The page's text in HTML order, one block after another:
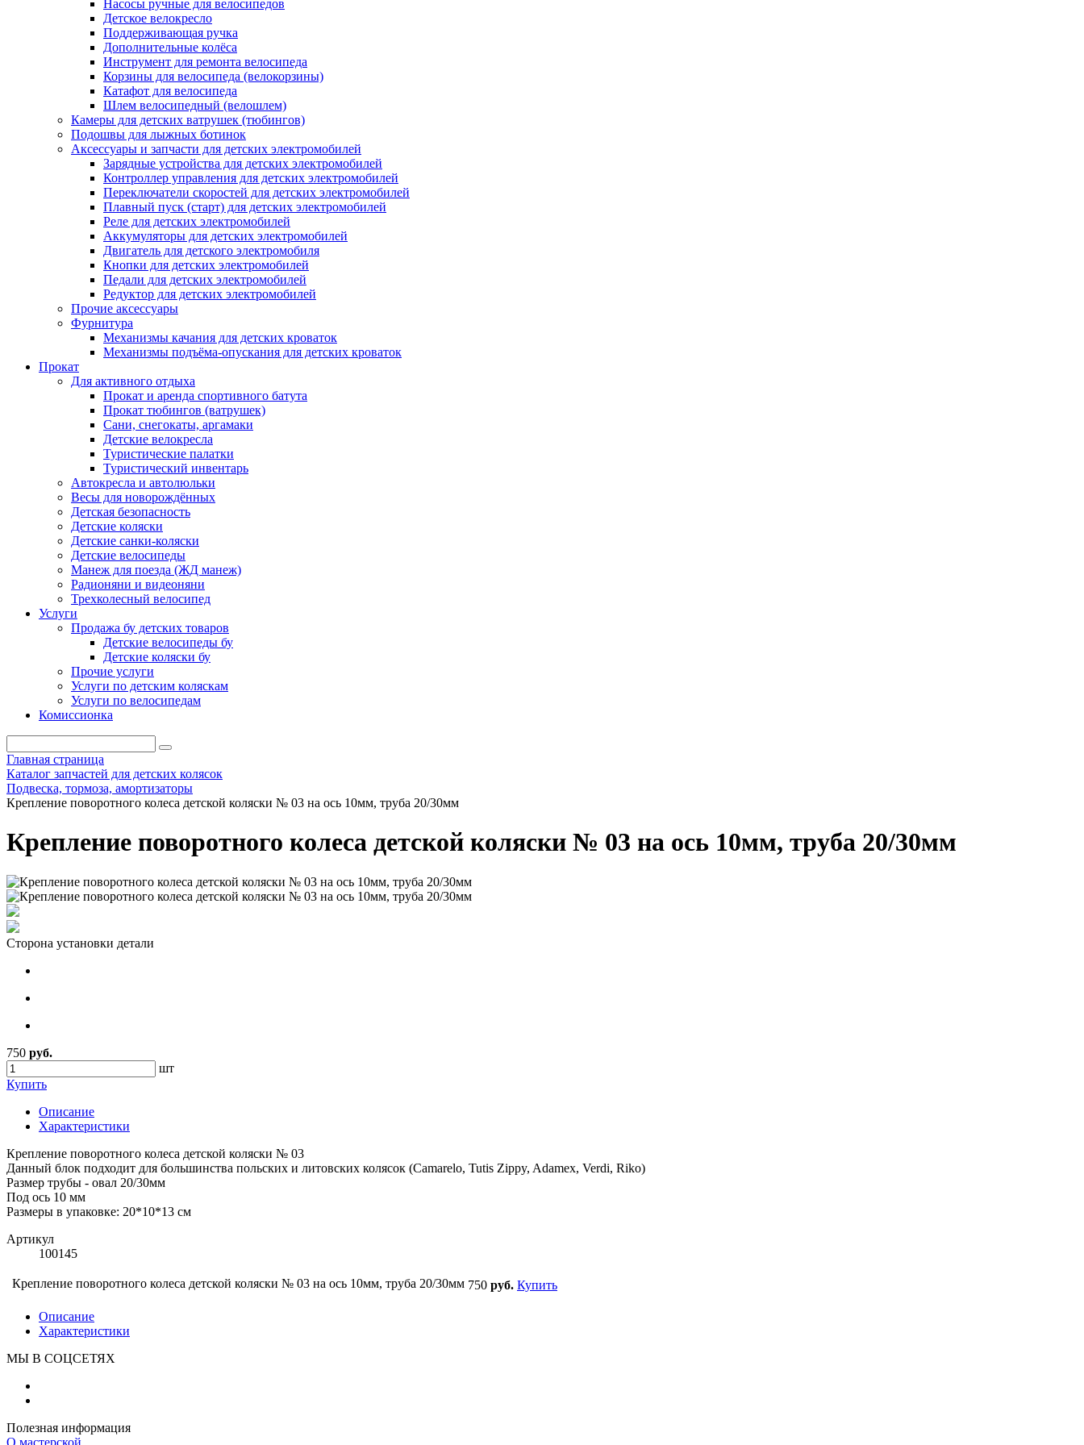
Насосы ручные для велосипедов
Детское велокресло
Поддерживающая ручка
Дополнительные колёса
Инструмент для ремонта велосипеда
Корзины для велосипеда (велокорзины)
Катафот для велосипеда
Шлем велосипедный (велошлем)
Камеры для детских ватрушек (тюбингов)
Подошвы для лыжных ботинок
Аксессуары и запчасти для детских электромобилей
Зарядные устройства для детских электромобилей
Контроллер управления для детских электромобилей
Переключатели скоростей для детских электромобилей
Плавный пуск (старт) для детских электромобилей
Реле для детских электромобилей
Аккумуляторы для детских электромобилей
Двигатель для детского электромобиля
Кнопки для детских электромобилей
Педали для детских электромобилей
Редуктор для детских электромобилей
Прочие аксессуары
Фурнитура
Механизмы качания для детских кроваток
Механизмы подъёма-опускания для детских кроваток
Прокат
Для активного отдыха
Прокат и аренда спортивного батута
Прокат тюбингов (ватрушек)
Сани, снегокаты, аргамаки
Детские велокресла
Туристические палатки
Туристический инвентарь
Автокресла и автолюльки
Весы для новорождённых
Детская безопасность
Детские коляски
Детские санки-коляски
Детские велосипеды
Манеж для поезда (ЖД манеж)
Радионяни и видеоняни
Трехколесный велосипед
Услуги
Продажа бу детских товаров
Детские велосипеды бу
Детские коляски бу
Прочие услуги
Услуги по детским коляскам
Услуги по велосипедам
Комиссионка
Главная страница
Каталог запчастей для детских колясок
Подвеска, тормоза, амортизаторы
Крепление поворотного колеса детской коляски № 03 на ось 10мм, труба 20/30мм
Крепление поворотного колеса детской коляски № 03 на ось 10мм, труба 20/30мм
Сторона установки детали
750 руб.
шт
Купить
Описание
Характеристики
Крепление поворотного колеса детской коляски № 03
Данный блок подходит для большинства польских и литовских колясок (Camarelo, Tutis Zippy, Adamex, Verdi, Riko)
Размер трубы - овал 20/30мм
Под ось 10 мм
Размеры в упаковке: 20*10*13 см
Артикул
100145
Крепление поворотного колеса детской коляски № 03 на ось 10мм, труба 20/30мм 750 руб. Купить
Описание
Характеристики
МЫ В СОЦСЕТЯХ
Полезная информация
О мастерской